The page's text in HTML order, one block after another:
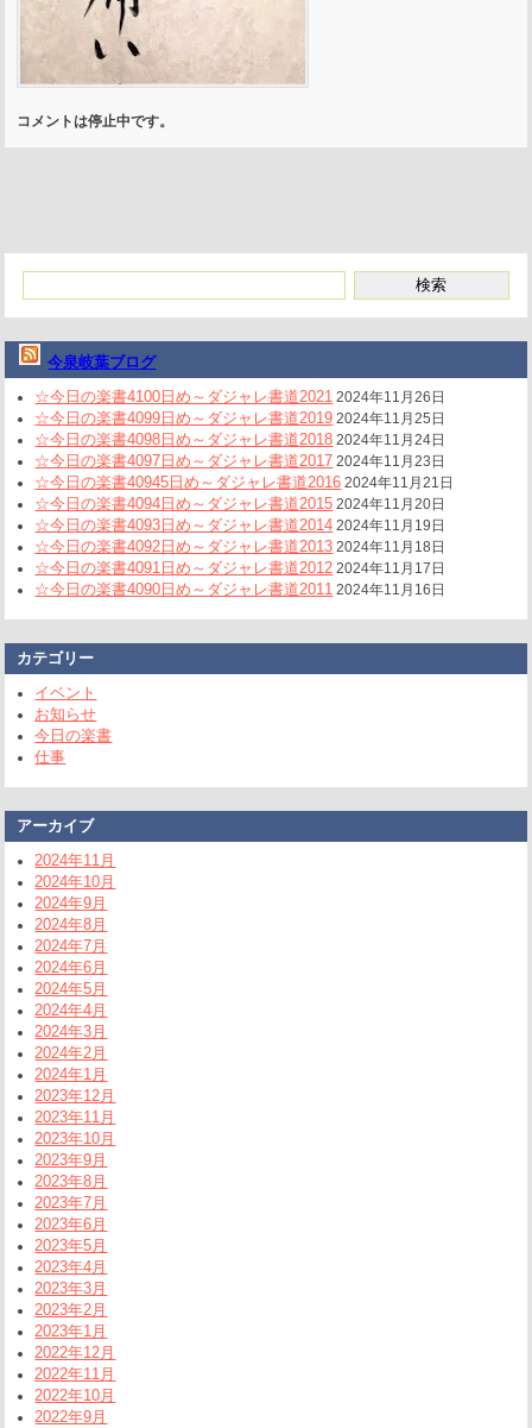
コメントは停止中です。
今泉岐葉ブログ
☆今日の楽書4100日め～ダジャレ書道2021 2024年11月26日
☆今日の楽書4099日め～ダジャレ書道2019 2024年11月25日
☆今日の楽書4098日め～ダジャレ書道2018 2024年11月24日
☆今日の楽書4097日め～ダジャレ書道2017 2024年11月23日
☆今日の楽書40945日め～ダジャレ書道2016 2024年11月21日
☆今日の楽書4094日め～ダジャレ書道2015 2024年11月20日
☆今日の楽書4093日め～ダジャレ書道2014 2024年11月19日
☆今日の楽書4092日め～ダジャレ書道2013 2024年11月18日
☆今日の楽書4091日め～ダジャレ書道2012 2024年11月17日
☆今日の楽書4090日め～ダジャレ書道2011 2024年11月16日
カテゴリー
イベント
お知らせ
今日の楽書
仕事
アーカイブ
2024年11月
2024年10月
2024年9月
2024年8月
2024年7月
2024年6月
2024年5月
2024年4月
2024年3月
2024年2月
2024年1月
2023年12月
2023年11月
2023年10月
2023年9月
2023年8月
2023年7月
2023年6月
2023年5月
2023年4月
2023年3月
2023年2月
2023年1月
2022年12月
2022年11月
2022年10月
2022年9月